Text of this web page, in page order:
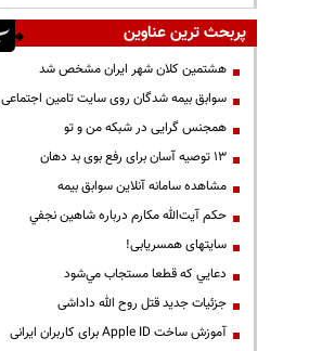
پربحث ترین عناوین
هشتمین کلان شهر ایران مشخص شد
سوابق بیمه شدگان روی سایت تامین اجتماعی
همجنس گرایی در شبکه من و تو
13 توصیه آسان برای رفع بوی بد دهان
مشاهده سامانه آنلاين سوابق بیمه
حكم آيت‌الله مكارم درباره شاهين نجفي
سایتهای همسریابی!
دعايي كه قطعا مستجاب مي‌شود
جزئیات جدید قتل روح الله داداشی
آموزش ساخت Apple ID برای کاربران ایرانی